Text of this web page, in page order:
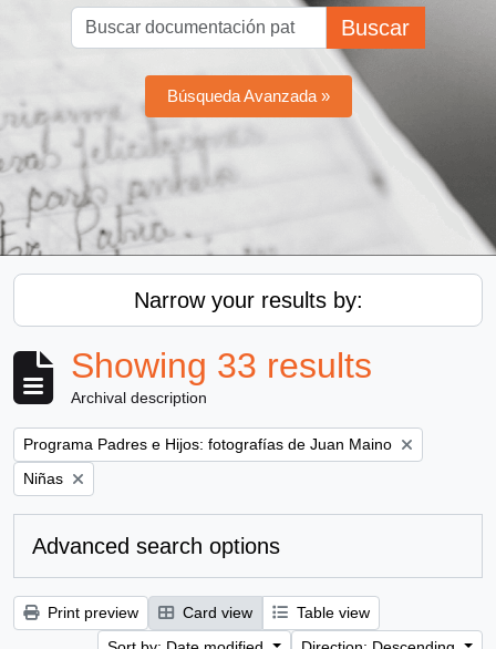
Buscar
Búsqueda Avanzada »
Narrow your results by:
Showing 33 results
Archival description
Remove filter:
Programa Padres e Hijos: fotografías de Juan Maino
Remove filter:
Niñas
Advanced search options
Print preview Card view
Table view